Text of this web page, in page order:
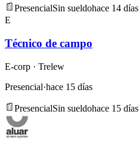
PresencialSin sueldohace 14 días
E
Técnico de campo
E-corp · Trelew
Presencial·hace 15 días
PresencialSin sueldohace 15 días